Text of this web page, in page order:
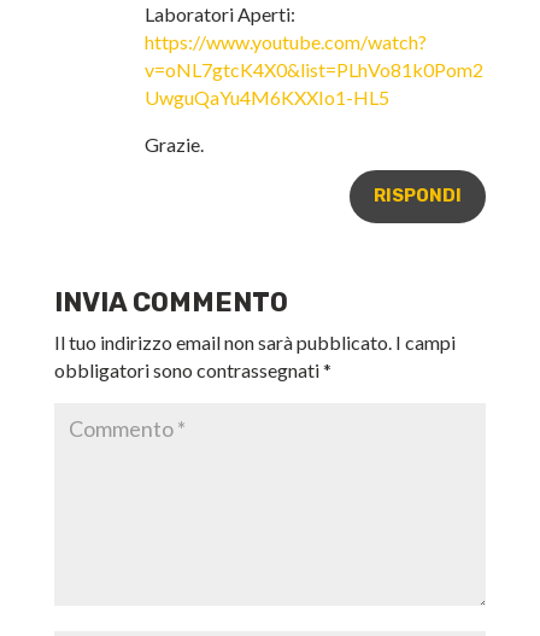
Laboratori Aperti:
https://www.youtube.com/watch?
v=oNL7gtcK4X0&list=PLhVo81k0Pom2
UwguQaYu4M6KXXIo1-HL5
Grazie.
RISPONDI
INVIA COMMENTO
Il tuo indirizzo email non sarà pubblicato. I campi
obbligatori sono contrassegnati*